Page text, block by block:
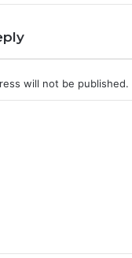
will not be published.